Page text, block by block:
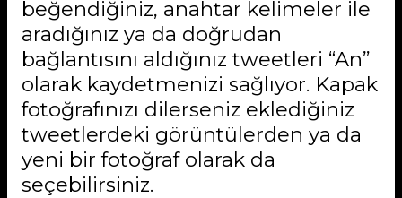
beğendiğiniz, anahtar kelimeler ile
aradığınız ya da doğrudan
bağlantısını aldığınız tweetleri “An”
olarak kaydetmenizi sağlıyor. Kapak
fotoğrafınızı dilerseniz eklediğiniz
tweetlerdeki görüntülerden ya da
yeni bir fotoğraf olarak da
seçebilirsiniz.